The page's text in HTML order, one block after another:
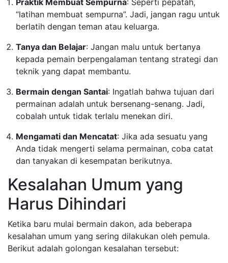
Praktik Membuat Sempurna: Seperti pepatah,
“latihan membuat sempurna”. Jadi, jangan ragu untuk
berlatih dengan teman atau keluarga.
Tanya dan Belajar: Jangan malu untuk bertanya
kepada pemain berpengalaman tentang strategi dan
teknik yang dapat membantu.
Bermain dengan Santai: Ingatlah bahwa tujuan dari
permainan adalah untuk bersenang-senang. Jadi,
cobalah untuk tidak terlalu menekan diri.
Mengamati dan Mencatat: Jika ada sesuatu yang
Anda tidak mengerti selama permainan, coba catat
dan tanyakan di kesempatan berikutnya.
Kesalahan Umum yang
Harus Dihindari
Ketika baru mulai bermain dakon, ada beberapa
kesalahan umum yang sering dilakukan oleh pemula.
Berikut adalah golongan kesalahan tersebut: